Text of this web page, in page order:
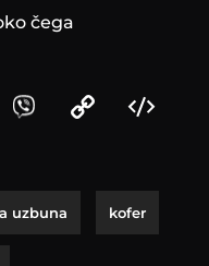
čega
uzbuna kofer